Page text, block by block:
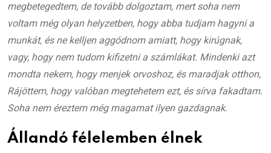
megbetegedtem, de tovább dolgoztam, mert soha nem
voltam még olyan helyzetben, hogy abba tudjam hagyni a
munkát, és ne kelljen aggódnom amiatt, hogy kirúgnak,
vagy, hogy nem tudom kifizetni a számlákat. Mindenki azt
mondta nekem, hogy menjek orvoshoz, és maradjak otthon,
Rájöttem, hogy valóban megtehetem ezt, és sírva fakadtam.
Soha nem éreztem még magamat ilyen gazdagnak.
Állandó félelemben élnek